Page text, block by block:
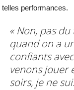
telles performances.
« Non, pas
quand on a
confiants
venons jouer
soirs, je ne